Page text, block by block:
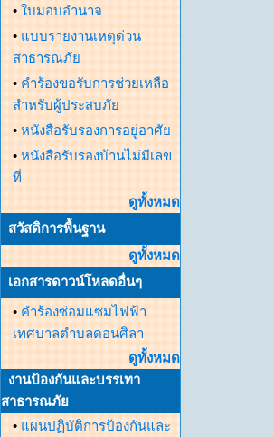
• ใบมอบอำนาจ
• แบบรายงานเหตุด่วน
สาธารณภัย
• คำร้องขอรับการช่วยเหลือ
สำหรับผู้ประสบภัย
• หนังสือรับรองการอยู่อาศัย
• หนังสือรับรองบ้านไม่มีเลข
ที่
ดูทั้งหมด
สวัสดิการพื้นฐาน
ดูทั้งหมด
เอกสารดาวน์โหลดอื่นๆ
• คำร้องซ่อมแซมไฟฟ้า
เทศบาลตำบลดอนศิลา
ดูทั้งหมด
งานป้องกันและบรรเทา
สาธารณภัย
• แผนปฏิบัติการป้องกันและ